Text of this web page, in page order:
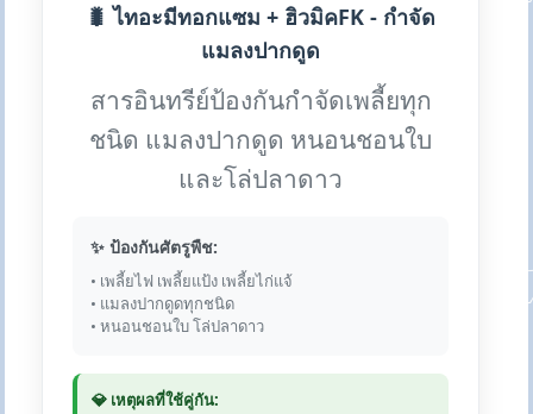
🐛 ไทอะมีทอกแซม + ฮิวมิคFK - กำจัด
แมลงปากดูด
สารอินทรีย์ป้องกันกำจัดเพลี้ยทุก
ชนิด แมลงปากดูด หนอนชอนใบ
และโล่ปลาดาว
✨ ป้องกันศัตรูพืช:
• เพลี้ยไฟ เพลี้ยแป้ง เพลี้ยไก่แจ้
• แมลงปากดูดทุกชนิด
• หนอนชอนใบ โล่ปลาดาว
💎 เหตุผลที่ใช้คู่กัน: